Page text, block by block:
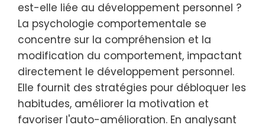
est-elle liée au développement personnel ?
La psychologie comportementale se
concentre sur la compréhension et la
modification du comportement, impactant
directement le développement personnel.
Elle fournit des stratégies pour débloquer les
habitudes, améliorer la motivation et
favoriser l'auto-amélioration. En analysant